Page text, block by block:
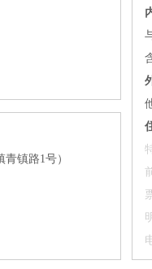
镇路1号）